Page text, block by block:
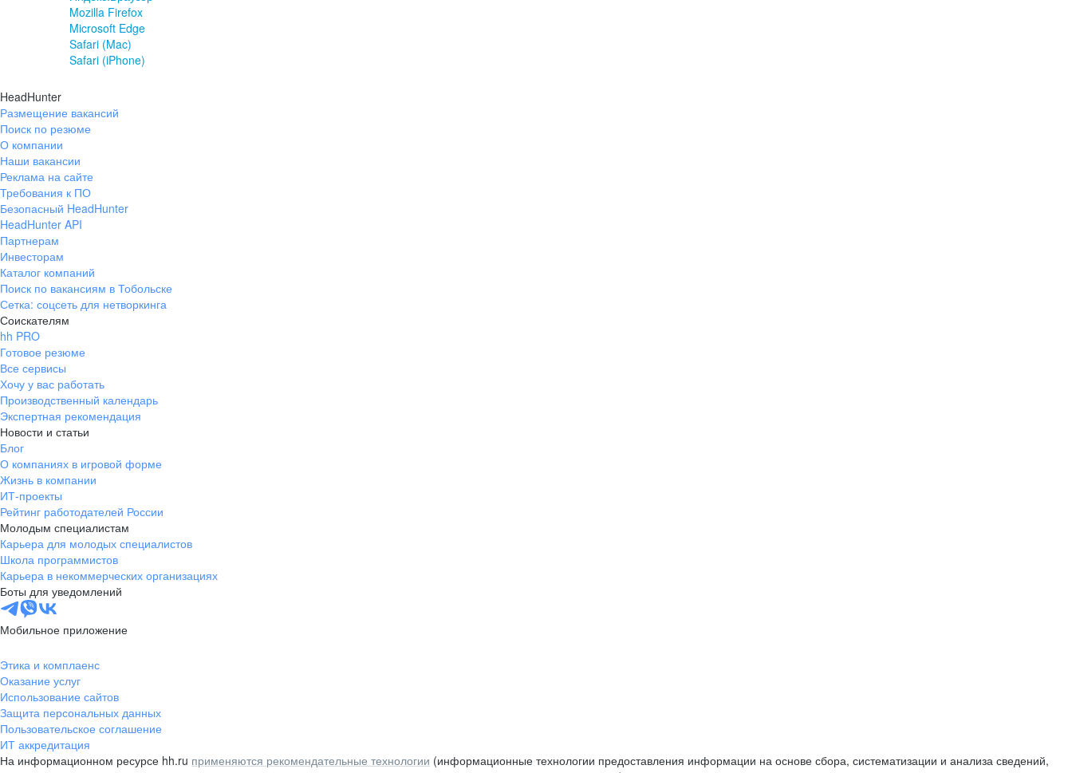
Mozilla Firefox
Microsoft Edge
Safari (Mac)
Safari (iPhone)
HeadHunter
Размещение вакансий
Поиск по резюме
О компании
Наши вакансии
Реклама на сайте
Требования к ПО
Безопасный HeadHunter
HeadHunter API
Партнерам
Инвесторам
Каталог компаний
Поиск по вакансиям в Тобольске
Сетка: соцсеть для нетворкинга
Соискателям
hh PRO
Готовое резюме
Все сервисы
Хочу у вас работать
Производственный календарь
Экспертная рекомендация
Новости и статьи
Блог
О компаниях в игровой форме
Жизнь в компании
ИТ-проекты
Рейтинг работодателей России
Молодым специалистам
Карьера для молодых специалистов
Школа программистов
Карьера в некоммерческих организациях
Боты для уведомлений
Мобильное приложение
Этика и комплаенс
Оказание услуг
Использование сайтов
Защита персональных данных
Пользовательское соглашение
ИТ аккредитация
На информационном ресурсе hh.ru применяются рекомендательные технологии (информационные технологии предоставления информации на основе сбора, систематизации и анализа сведений,